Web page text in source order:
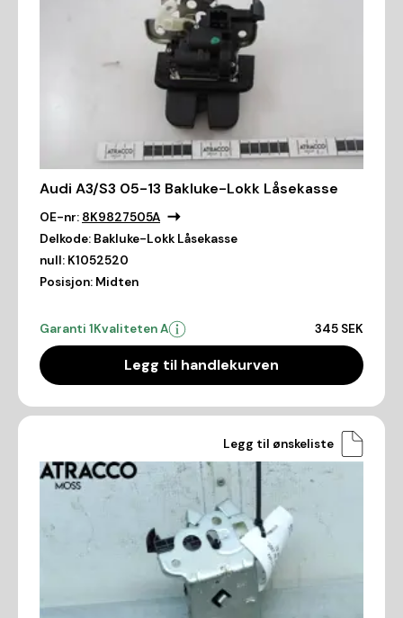
Audi A3/S3 05-13 Bakluke-Lokk Låsekasse
OE-nr: 8K9827505A
Delkode: Bakluke-Lokk Låsekasse
null: K1052520
Posisjon: Midten
Garanti 1Kvaliteten A 345 SEK
Legg til handlekurven
Legg til ønskeliste